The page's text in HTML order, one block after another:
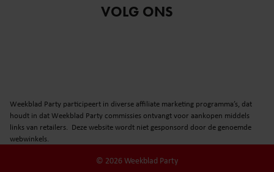
VOLG ONS
Weekblad Party participeert in diverse affiliate marketing programma’s, dat
houdt in dat Weekblad Party commissies ontvangt voor aankopen middels
links van retailers. Deze website wordt niet gesponsord door de genoemde
webwinkels.
© 2026 Weekblad Party